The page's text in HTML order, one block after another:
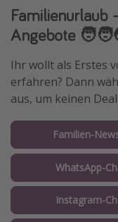
Familienurlaub
Angebote
Ihr wollt als Erstes
erfahren? Dann
aus, um keinen
Familien-
WhatsApp-
Instagram-